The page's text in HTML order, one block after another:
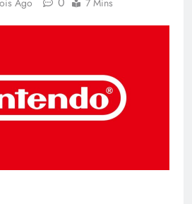
Ago 7 Mins